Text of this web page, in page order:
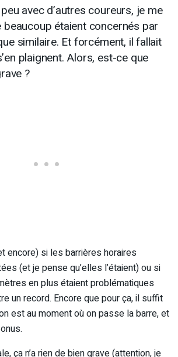
avec d’autres coureurs, je me
étaient concernés par
similaire. Et forcément, il fallait
plaignent. Alors, est-ce que
?
encore) si les barrières horaires
(et je pense qu’elles l’étaient) ou si
en plus étaient problématiques
un record. Encore que pour ça, il suffit
est au moment où on passe la barre, et
ça n’a rien de bien grave (attention, je